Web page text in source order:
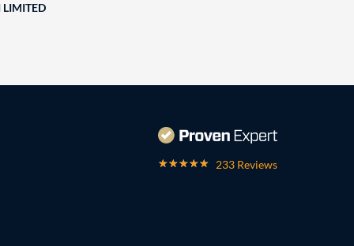
LIMITED
233 Reviews